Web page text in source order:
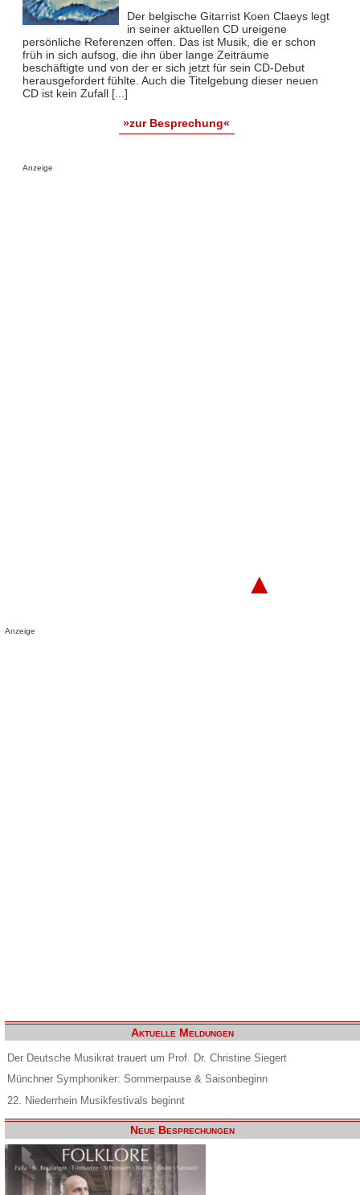
Der belgische Gitarrist Koen Claeys legt
in seiner aktuellen CD ureigene
persönliche Referenzen offen. Das ist Musik, die er schon
früh in sich aufsog, die ihn über lange Zeiträume
beschäftigte und von der er sich jetzt für sein CD-Debut
herausgefordert fühlte. Auch die Titelgebung dieser neuen
CD ist kein Zufall [...]
»zur Besprechung«
Anzeige
▲
Anzeige
Aktuelle Meldungen
Der Deutsche Musikrat trauert um Prof. Dr. Christine Siegert
Münchner Symphoniker: Sommerpause & Saisonbeginn
22. Niederrhein Musikfestivals beginnt
Neue Besprechungen